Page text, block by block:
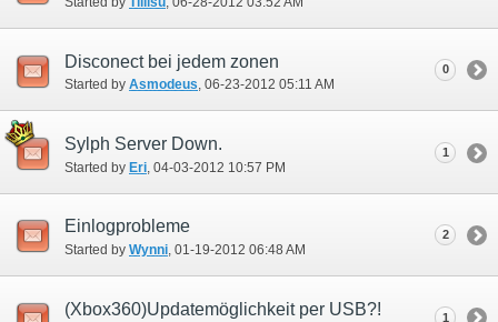
Disconect bei jedem zonen
Started by Asmodeus‎, 06-23-2012 05:11 AM
0
Sylph Server Down.
Started by Eri ‎, 04-03-2012 10:57 PM
1
Einlogprobleme
Started by Wynni‎, 01-19-2012 06:48 AM
2
(Xbox360)Updatemöglichkeit per USB?! 1